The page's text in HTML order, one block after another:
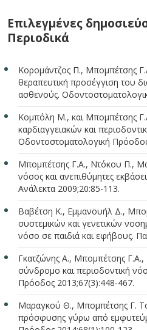
Επιλεγμένες
Περιοδικά
Κορομάντζος Π., Μπομπέτσης
θεραπευτική προσέγγιση του
ασθενούς.
Κομπόλη Μ., και Μπομπέτσης
καρδιαγγειακών και
Οδοντοστοματολογική
Μπομπέτσης Γ.Α., Ντόκου Π.,
νόσος και ανεπιθύμητες
Ανάλεκτα 2009;20:85-113.
Βαβέτση Κ., Εμμανουήλ Δ.,
συστεμικών και γενετικών
νόσο σε παιδιά και εφήβους.
Γκατζώνης Α., Μπομπέτσης
σύνδρομο και περιοδοντική
Πρόοδος 2013;67(3):448-467.
Μαραγκού Θ., Μπομπέτσης Γ.
πρόσφυσης γύρω από